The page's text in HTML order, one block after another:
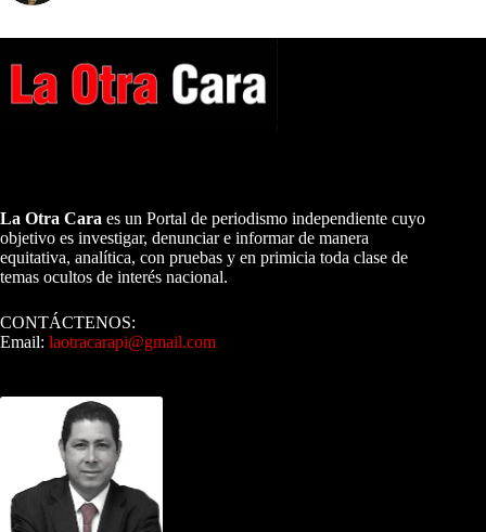
La Otra Cara es un Portal de periodismo independiente cuyo
objetivo es investigar, denunciar e informar de manera
equitativa, analítica, con pruebas y en primicia toda clase de
temas ocultos de interés nacional.
CONTÁCTENOS:
Email: laotracarapi@gmail.com